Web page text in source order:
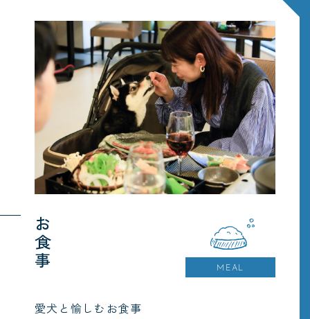
MEAL
お食事
愛犬と愉しむお食事